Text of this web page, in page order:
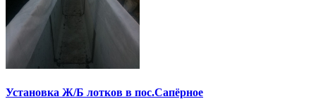
Установка Ж/Б лотков в пос.Сапёрное